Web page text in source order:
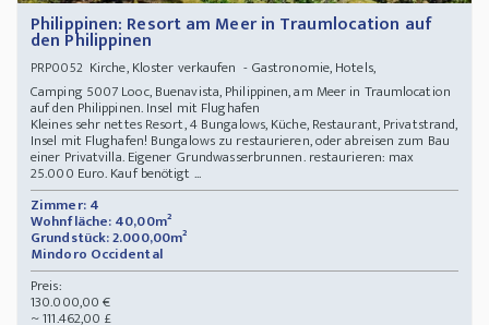
Philippinen: Resort am Meer in Traumlocation auf
den Philippinen
PRP0052Kirche, Kloster verkaufen - Gastronomie, Hotels,
Camping 5007 Looc, Buenavista, Philippinen, am Meer in Traumlocation
auf den Philippinen. Insel mit Flughafen
Kleines sehr nettes Resort, 4 Bungalows, Küche, Restaurant, Privatstrand,
Insel mit Flughafen! Bungalows zu restaurieren, oder abreisen zum Bau
einer Privatvilla. Eigener Grundwasserbrunnen. restaurieren: max
25.000 Euro. Kauf benötigt ...
Zimmer: 4
Wohnfläche: 40,00m²
Grundstück: 2.000,00m²
Mindoro Occidental
Preis:
130.000,00 €
~ 111.462,00 £